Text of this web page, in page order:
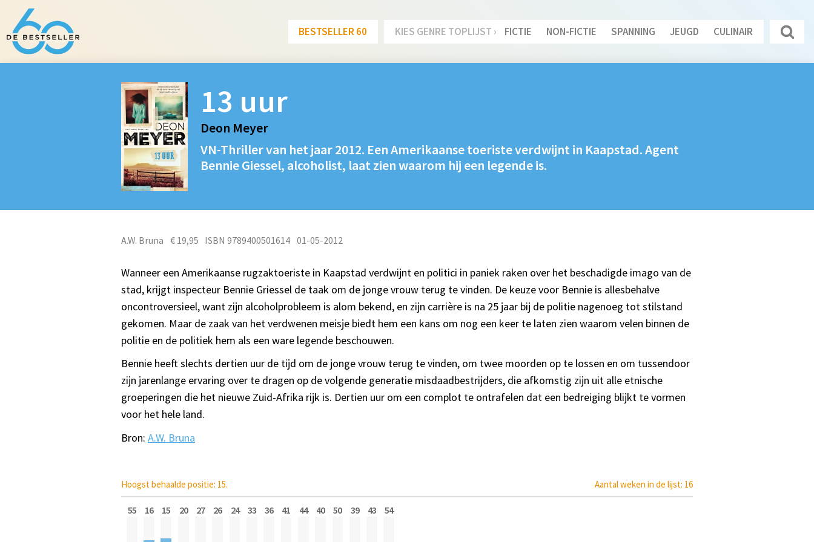
BESTSELLER 60 KIES GENRE TOPLIJST › FICTIE NON-FICTIE SPANNING JEUGD CULINAIR
13 uur
Deon Meyer
VN-Thriller van het jaar 2012. Een Amerikaanse toeriste verdwijnt in Kaapstad. Agent
Bennie Giessel, alcoholist, laat zien waarom hij een legende is.
A.W. Bruna € 19,95 ISBN 9789400501614 01-05-2012
Wanneer een Amerikaanse rugzaktoeriste in Kaapstad verdwijnt en politici in paniek raken over het beschadigde imago van de
stad, krijgt inspecteur Bennie Griessel de taak om de jonge vrouw terug te vinden. De keuze voor Bennie is allesbehalve
oncontroversieel, want zijn alcoholprobleem is alom bekend, en zijn carrière is na 25 jaar bij de politie nagenoeg tot stilstand
gekomen. Maar de zaak van het verdwenen meisje biedt hem een kans om nog een keer te laten zien waarom velen binnen de
politie en de politiek hem als een ware legende beschouwen.
Bennie heeft slechts dertien uur de tijd om de jonge vrouw terug te vinden, om twee moorden op te lossen en om tussendoor
zijn jarenlange ervaring over te dragen op de volgende generatie misdaadbestrijders, die afkomstig zijn uit alle etnische
groeperingen die het nieuwe Zuid-Afrika rijk is. Dertien uur om een complot te ontrafelen dat een bedreiging blijkt te vormen
voor het hele land.
Bron: A.W. Bruna
Hoogst behaalde positie: 15. Aantal weken in de lijst: 16
55 16 15 20 27 26 24 33 36 41 44 40 50 39 43 54